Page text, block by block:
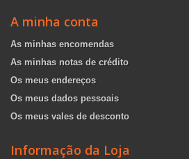
A minha conta
As minhas encomendas
As minhas notas de crédito
Os meus endereços
Os meus dados pessoais
Os meus vales de desconto
Informação da Loja